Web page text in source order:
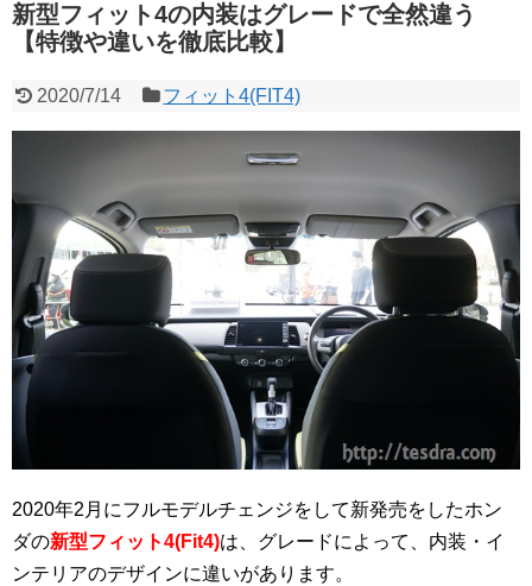
新型フィット4の内装はグレードで全然違う
【特徴や違いを徹底比較】
2020/7/14 フィット4(FIT4)
2020年2月にフルモデルチェンジをして新発売をしたホン
ダの新型フィット4(Fit4)は、グレードによって、内装・イ
ンテリアのデザインに違いがあります。